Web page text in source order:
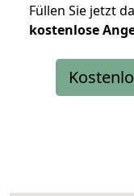
Füllen Sie jetzt
kostenlose